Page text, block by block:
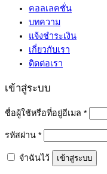
คอลเลคชั่น
บทความ
แจ้งชำระเงิน
เกี่ยวกับเรา
ติดต่อเรา
เข้าสู่ระบบ
ชื่อผู้ใช้หรือที่อยู่อีเมล *ต้องก
รหัสผ่าน *ต้องการ
จำฉันไว้ เข้าสู่ระบบ